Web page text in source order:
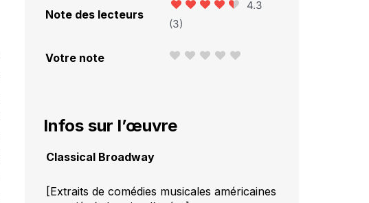
Note des lecteurs
4.3
(3)
Votre note
Infos sur l’œuvre
Classical Broadway
[Extraits de comédies musicales américaines